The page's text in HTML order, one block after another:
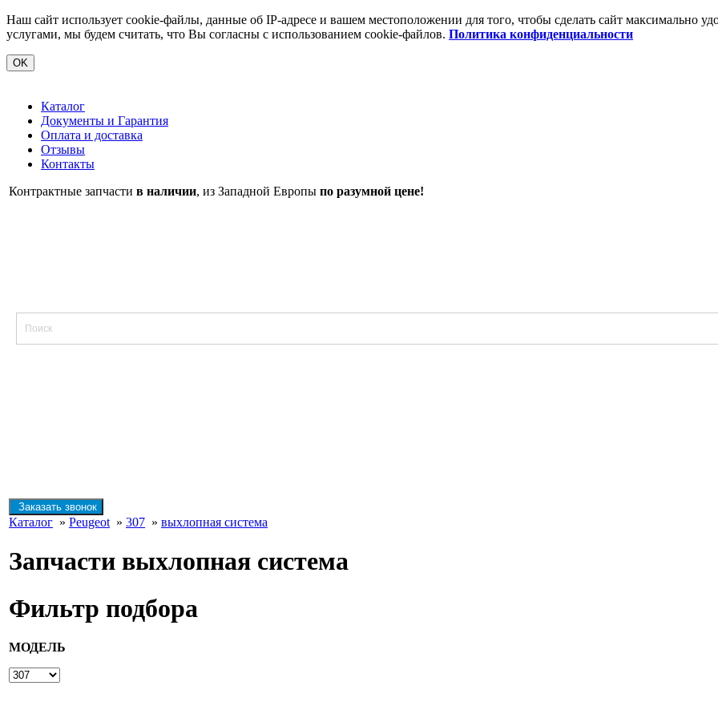
Наш сайт использует cookie-файлы, данные об IP-адресе и вашем местоположении для того, чтобы сделать сайт максимально
услугами, мы будем считать, что Вы согласны с использованием cookie-файлов. Политика конфиденциальности
OK
Каталог
Документы и Гарантия
Оплата и доставка
Отзывы
Контакты
Контрактные запчасти в наличии, из Западной Европы по разумной цене!
Заказать звонок
Каталог » Peugeot » 307 » выхлопная система
Запчасти выхлопная система
Фильтр подбора
МОДЕЛЬ